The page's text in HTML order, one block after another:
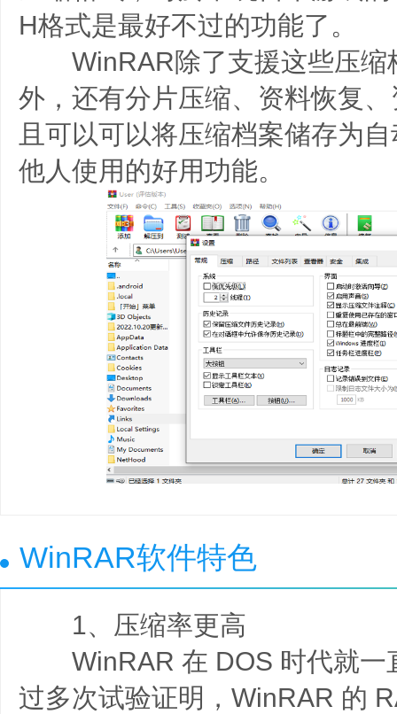
H格式是最好不过的功能了。
WinRAR除了支援这些压缩
外，还有分片压缩、资料恢复
且可以可以将压缩档案储存为
他人使用的好用功能。
WinRAR软件特色
1、压缩率更高
WinRAR 在 DOS 时代就一
过多次试验证明，WinRAR 的